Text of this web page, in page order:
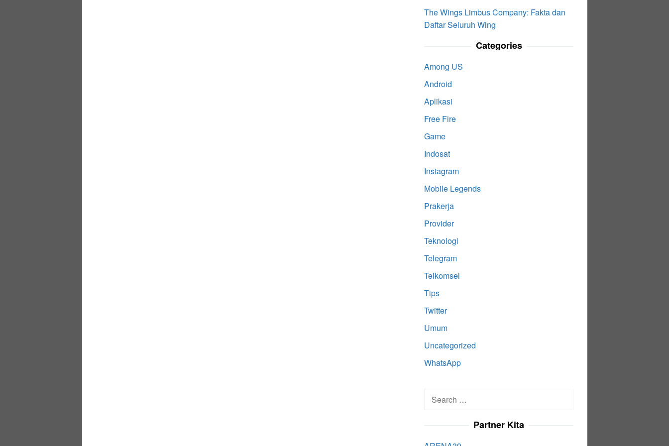
The Wings Limbus Company: Fakta dan
Daftar Seluruh Wing
Categories
Among US
Android
Aplikasi
Free Fire
Game
Indosat
Instagram
Mobile Legends
Prakerja
Provider
Teknologi
Telegram
Telkomsel
Tips
Twitter
Umum
Uncategorized
WhatsApp
Search
Partner Kita